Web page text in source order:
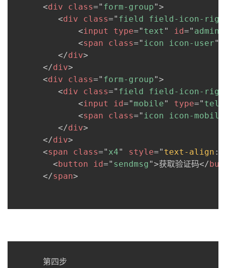
<div class=" form-group">
<div class=" field field-icon-
<input type=" text " id=" admin
<span class=" icon icon-user"
</div>
</div>
<div class=" form-group">
<div class=" field field-icon-
<input id=" mobile" type=" tel
<span class=" icon icon-mobile
</div>
</div>
<span class=" x4" style=" text-align :
<button id=" sendmsg ">获取验证码</
</span>
      第四步